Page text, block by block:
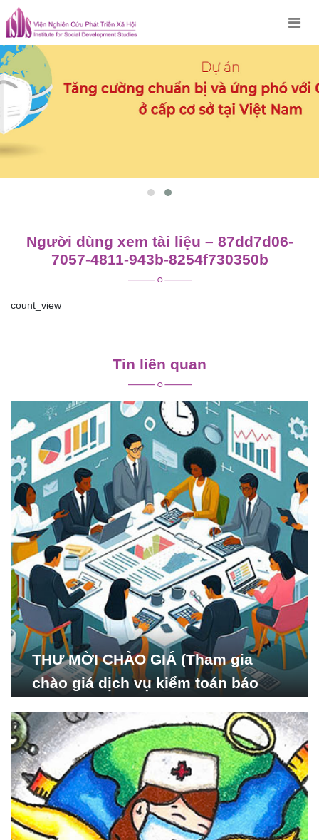
Skip
to
content
Người dùng xem tài liệu – 87dd7d06-
7057-4811-943b-8254f730350b
count_view
viết
Tin liên quan
THƯ MỜI CHÀO GIÁ (Tham gia
chào giá dịch vụ kiểm toán báo
Nghiên cứu Phát triển Xã
hội_ISDS)